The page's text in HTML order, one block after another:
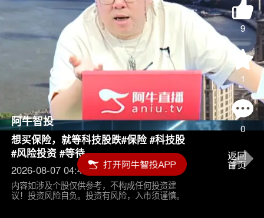
9
1
0
阿牛智投
想买保险，就等科技股跌#保险 #科技股
#风险投资 #等待
2026-08-07 04:45
内容如涉及个股仅供参考，不构成任何投资建
议！投资风险自负。投资有风险，入市须谨慎。